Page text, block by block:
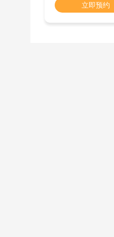
立即预约